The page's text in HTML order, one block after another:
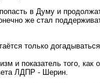
в Думу и
же стал
только догадываться.
и показатель того, как
ЛДПР - Шерин.